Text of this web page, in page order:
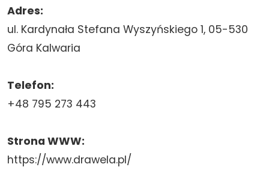
Adres:
ul. Kardynała Stefana Wyszyńskiego 1, 05-530
Góra Kalwaria
Telefon:
+48 795 273 443
Strona WWW:
https://www.drawela.pl/